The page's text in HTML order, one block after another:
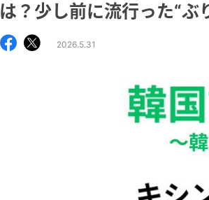
は？少し前に流行った“ぶ
2026.5.31